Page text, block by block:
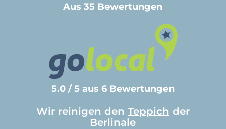
Aus 35 Bewertungen
5.0 / 5 aus 6 Bewertungen
Wir reinigen den Teppich der
Berlinale